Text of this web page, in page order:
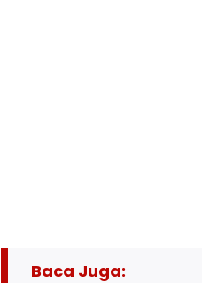
Baca Juga: